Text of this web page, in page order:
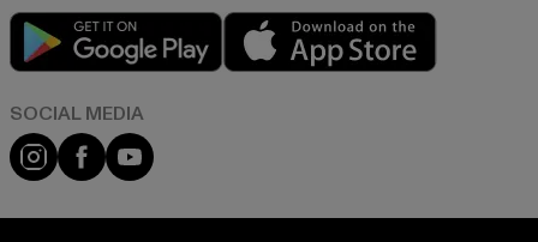
Play market
Instagram
FacebookYouTube